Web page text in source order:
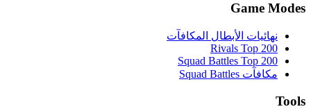
Game Modes
نهائيات الأبطال المكافآت
Rivals Top 200
Squad Battles Top 200
مكافآت Squad Battles
Tools